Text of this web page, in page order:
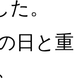
。
日と